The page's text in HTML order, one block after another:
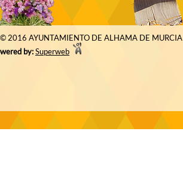
© 2016 AYUNTAMIENTO DE ALHAMA DE MURCIA
by:Superweb